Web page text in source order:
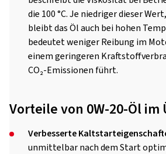
die 100 °C. Je niedriger dieser
bleibt das Öl auch bei hohen
bedeutet weniger Reibung im
einem geringeren
CO₂-Emissionen führt.
Vorteile von 0W-20-Öl
Verbesserte
unmittelbar nach dem Start